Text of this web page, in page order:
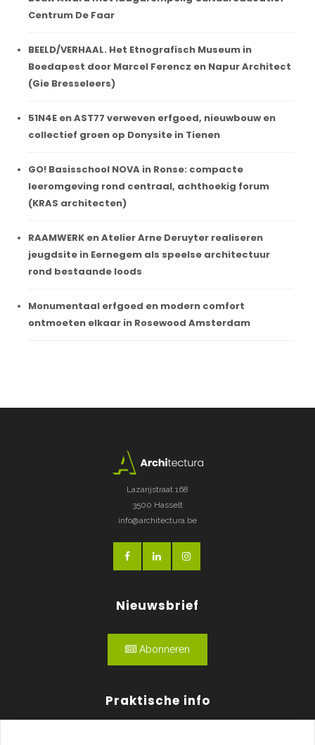
Centrum De Faar
BEELD/VERHAAL. Het Etnografisch Museum in
Boedapest door Marcel Ferencz en Napur Architect
(Gie Bresseleers)
51N4E en AST77 verweven erfgoed, nieuwbouw en
collectief groen op Donysite in Tienen
GO! Basisschool NOVA in Ronse: compacte
leeromgeving rond centraal, achthoekig forum
(KRAS architecten)
RAAMWERK en Atelier Arne Deruyter realiseren
jeugdsite in Eernegem als speelse architectuur
rond bestaande loods
Monumentaal erfgoed en modern comfort
ontmoeten elkaar in Rosewood Amsterdam
Lazarijstraat 168
3500 Hasselt
info@architectura.be
Nieuwsbrief
Abonneren
Praktische info